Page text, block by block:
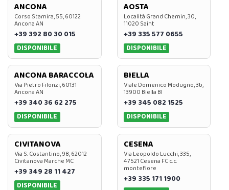
ANCONA
Corso Stamira, 55, 60122
Ancona AN
+39 392 80 30 015
DISPONIBILE
AOSTA
Località Grand Chemin, 30,
11020 Saint
+39 335 577 0655
DISPONIBILE
ANCONA BARACCOLA
Via Pietro Filonzi, 60131
Ancona AN
+39 340 36 62 275
DISPONIBILE
BIELLA
Viale Domenico Modugno, 3b,
13900 Biella BI
+39 345 082 1525
DISPONIBILE
CIVITANOVA
Via S. Costantino, 98, 62012
Civitanova Marche MC
+39 349 28 11 427
DISPONIBILE
CESENA
Via Leopoldo Lucchi, 335,
47521 Cesena FC c.c.
montefiore
+39 335 171 1900